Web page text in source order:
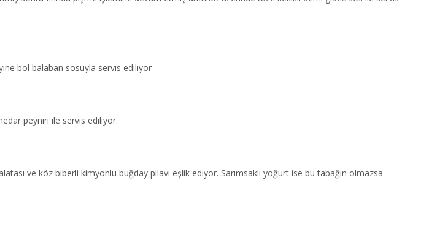
bol balaban sosuyla servis ediliyor
peyniri ile servis ediliyor.
ve köz biberli kimyonlu buğday pilavı eşlik ediyor. Sarımsaklı yoğurt ise bu tabağın olmazsa